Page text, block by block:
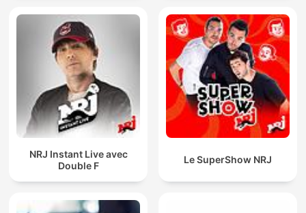
NRJ Instant Live avec
Double F
Le SuperShow NRJ